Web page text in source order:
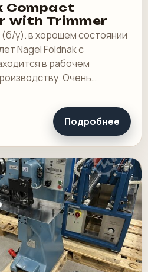
Compact
with Trimmer
у). в хорошем состоянии
Nagel Foldnak с
в рабочем
Очень
Подробнее